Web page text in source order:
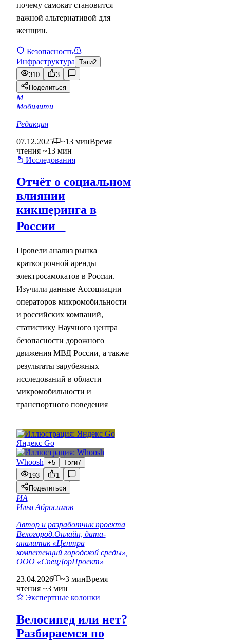
почему самокат становится
важной альтернативой для
женщин.
Безопасность
Инфраструктура Тэги2
310
3
Поделиться
М
Мобилити
Редакция
07.12.2025
~13 минВремя
чтения ~13 мин
Исследования
Отчёт о социальном
влиянии
кикшеринга в
России
Провели анализ рынка
краткосрочной аренды
электросамокатов в России.
Изучили данные Ассоциации
операторов микромобильности
и российских компаний,
статистику Научного центра
безопасности дорожного
движения МВД России, а также
результаты зарубежных
исследований в области
микромобильности и
транспортного поведения
Яндекс Go
Whoosh +5 Тэги7
193
1
Поделиться
ИА
Илья Абросимов
Автор и разработчик проекта
Велогород.Онлайн, дата-
аналитик «Центра
компетенций городской среды»,
ООО «СпецДорПроект»
23.04.2026
~3 минВремя
чтения ~3 мин
Экспертные колонки
Велосипед или нет?
Разбираемся по